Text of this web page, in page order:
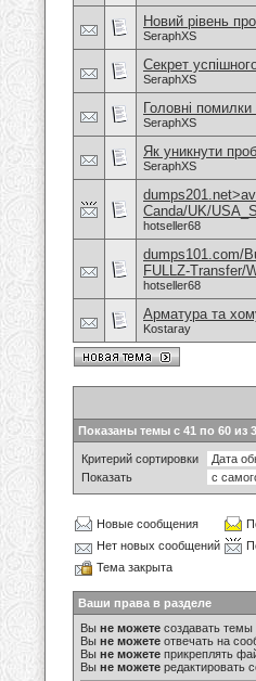
Новий рівень
SeraphXS
Секрет
SeraphXS
Головні
SeraphXS
Як уникнути
SeraphXS
Canda/UK/
hotseller68
dumps101.com/
FULLZ-Transfer/
hotseller68
Арматура та
Kostaray
Показаны темы с 41 по 60 из
Критерий сортировки
Показать
Новые сообщения
Нет новых сообщений
Тема закрыта
Ваши права в разделе
Вы не можете создавать темы
Вы не можете отвечать на
Вы не можете прикреплять
Вы не можете редактировать